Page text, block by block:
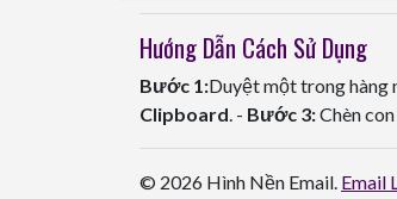
Hướng Dẫn Cách Sử Dụng
Bước 1:Duyệt một trong hàng
Clipboard. - Bước 3:Chèn
© 2026 Hình Nền Email. Email